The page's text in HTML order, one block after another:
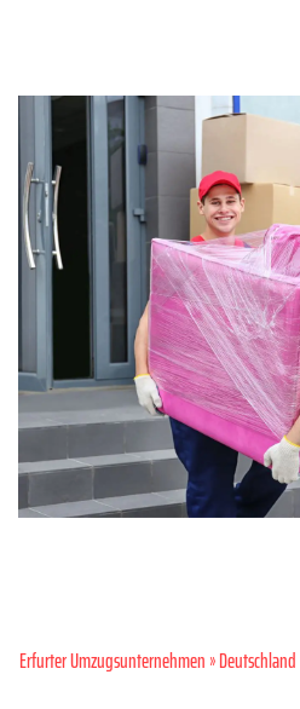
Erfurter Umzugsunternehmen»Deutschland